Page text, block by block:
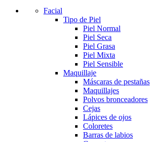
Facial
Tipo de Piel
Piel Normal
Piel Seca
Piel Grasa
Piel Mixta
Piel Sensible
Maquillaje
Máscaras de pestañas
Maquillajes
Polvos bronceadores
Cejas
Lápices de ojos
Coloretes
Barras de labios